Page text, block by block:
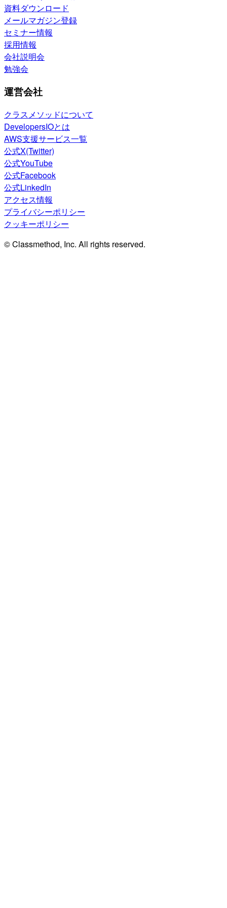
資料ダウンロード
メールマガジン登録
セミナー情報
採用情報
会社説明会
勉強会
運営会社
クラスメソッドについて
DevelopersIOとは
AWS支援サービス一覧
公式X(Twitter)
公式YouTube
公式Facebook
公式LinkedIn
アクセス情報
プライバシーポリシー
クッキーポリシー
© Classmethod, Inc. All rights reserved.